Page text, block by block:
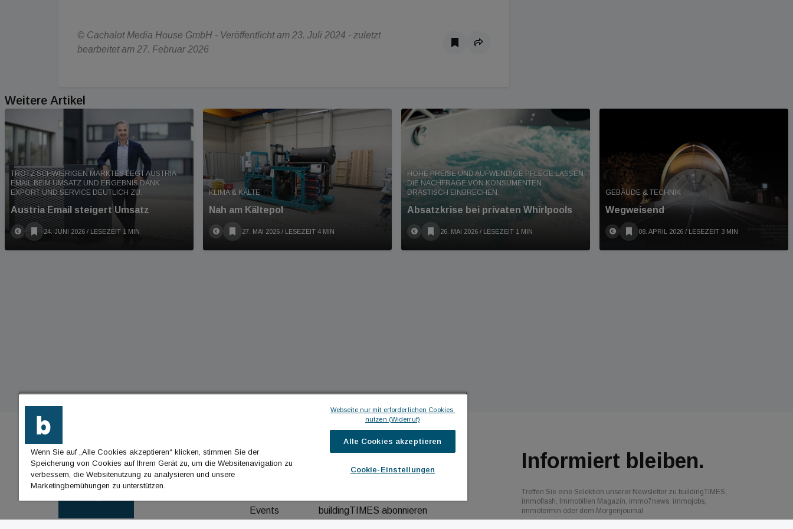
© Cachalot Media House GmbH - Veröffentlicht am 23. Juli 2024 - zuletzt
bearbeitet am 27. Februar 2026
Weitere Artikel
TROTZ SCHWIERIGEN MARKTES LEGT AUSTRIA
EMAIL BEIM UMSATZ UND ERGEBNIS DANK
EXPORT UND SERVICE DEUTLICH ZU.
Austria Email steigert Umsatz
24. JUNI 2026 / LESEZEIT 1 MIN
KLIMA & KÄLTE
Nah am Kältepol
27. MAI 2026 / LESEZEIT 4 MIN
HOHE PREISE UND AUFWENDIGE PFLEGE LASSEN
DIE NACHFRAGE VON KONSUMENTEN
DRASTISCH EINBRECHEN.
Absatzkrise bei privaten Whirlpools
26. MAI 2026 / LESEZEIT 1 MIN
GEBÄUDE & TECHNIK
Wegweisend
08. APRIL 2026 / LESEZEIT 3 MIN
BUILDINGTIMES
Events
ICH MÖCHTE ...
buildingTIMES abonnieren
Informiert bleiben.
Treffen Sie eine Selektion unserer Newsletter zu buildingTIMES,
immoflash, Immobilien Magazin, immo7news, immojobs,
immotermin oder dem Morgenjournal
Wenn Sie auf „Alle Cookies akzeptieren“ klicken, stimmen Sie der
Speicherung von Cookies auf Ihrem Gerät zu, um die Websitenavigation zu
verbessern, die Websitenutzung zu analysieren und unsere
Marketingbemühungen zu unterstützen.
Webseite nur mit erforderlichen Cookies
nutzen (Widerruf)
Alle Cookies akzeptieren
Cookie-Einstellungen